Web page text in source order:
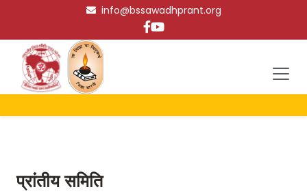
info@bssawadhprant.org
प्रांतीय समिति